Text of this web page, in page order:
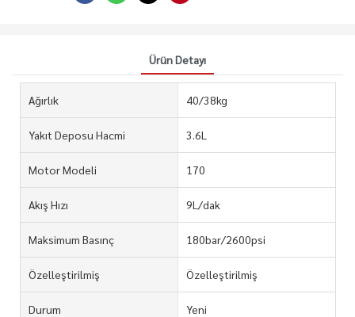
Ürün Detayı
Ağırlık 40/38kg
Yakıt Deposu Hacmi 3.6L
Motor Modeli 170
Akış Hızı 9L/dak
Maksimum Basınç 180bar/2600psi
Özelleştirilmiş Özelleştirilmiş
Durum Yeni